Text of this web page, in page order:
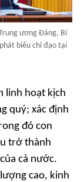
ương Đảng, Bí
biểu chỉ đạo tại
linh hoạt kịch
quý; xác định
đó con
trở thành
cả nước.
cao, kinh